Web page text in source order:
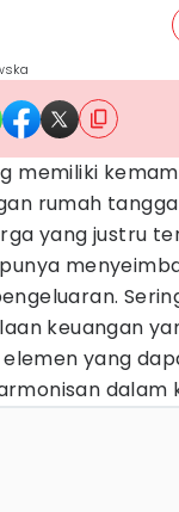
memiliki
rumah
yang justru
keuangan
yang
dalam